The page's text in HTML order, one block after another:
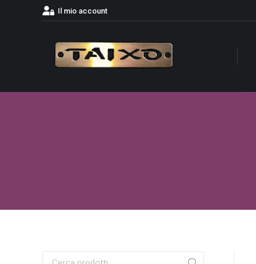
Il mio account